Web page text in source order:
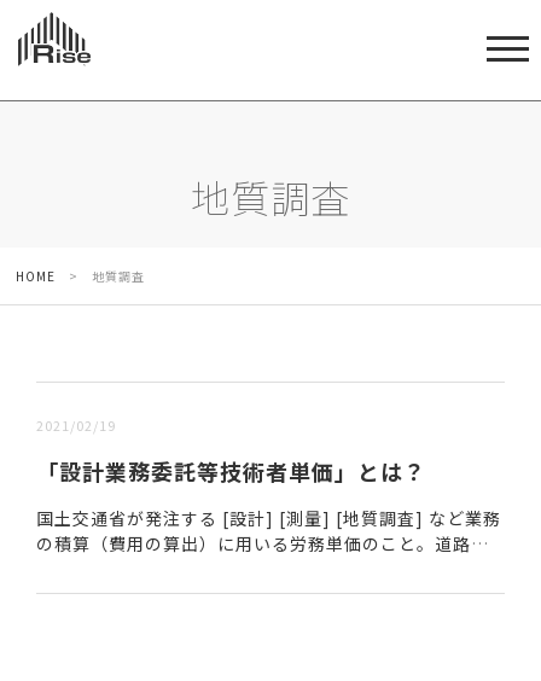
地質調査
HOME > 地質調査
2021/02/19
「設計業務委託等技術者単価」とは？
国土交通省が発注する [設計] [測量] [地質調査] など業務
の積算（費用の算出）に用いる労務単価のこと。道路、
[業務]の費用算出については、これら...